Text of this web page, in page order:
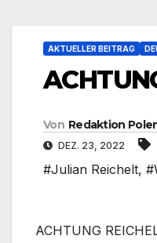
AKTUELLER BEITRAG
Von Redaktion
DEZ. 23, 2022
#Julian Reichelt,
ACHTUNG